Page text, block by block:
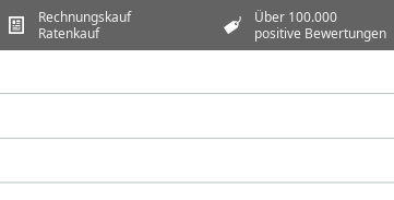
Rechnungskauf
Ratenkauf
Über 100.000
positive Bewertungen